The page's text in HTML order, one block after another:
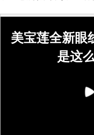
美宝莲全新眼
是这